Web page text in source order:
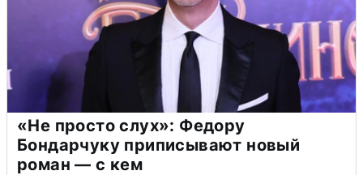
«Не просто слух»: Федору
Бондарчуку приписывают новый
роман — с кем